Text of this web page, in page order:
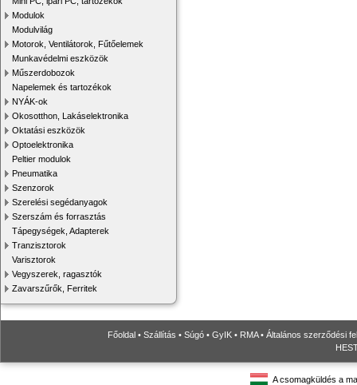
Modulok
Modulvilág
Motorok, Ventilátorok, Fűtőelemek
Munkavédelmi eszközök
Műszerdobozok
Napelemek és tartozékok
NYÁK-ok
Okosotthon, Lakáselektronika
Oktatási eszközök
Optoelektronika
Peltier modulok
Pneumatika
Szenzorok
Szerelési segédanyagok
Szerszám és forrasztás
Tápegységek, Adapterek
Tranzisztorok
Varisztorok
Vegyszerek, ragasztók
Zavarszűrők, Ferritek
Főoldal • Szállítás • Súgó • GyIK • RMA• Általános szerződési
A csomagküldés a